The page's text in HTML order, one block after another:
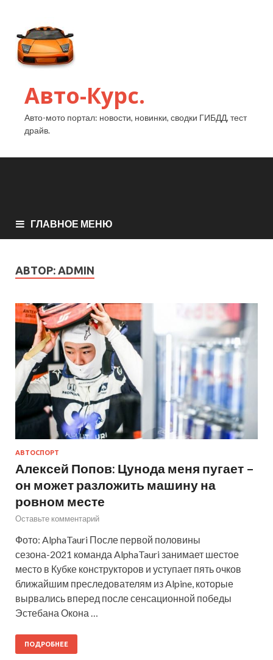
Авто-Курс.
Авто-мото портал: новости, новинки, сводки ГИБДД, тест
драйв.
ГЛАВНОЕ МЕНЮ
АВТОР: ADMIN
АВТОСПОРТ
Алексей Попов: Цунода меня пугает –
он может разложить машину на
ровном месте
Оставьте комментарий
Фото: AlphaTauri После первой половины
сезона-2021 команда AlphaTauri занимает шестое
место в Кубке конструкторов и уступает пять очков
ближайшим преследователям из Alpine, которые
вырвались вперед после сенсационной победы
Эстебана Окона …
ПОДРОБНЕЕ